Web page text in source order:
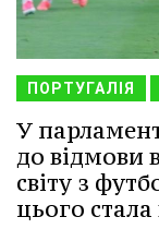
ПОРТУГАЛІЯ
У
до відмови
світу з
цього